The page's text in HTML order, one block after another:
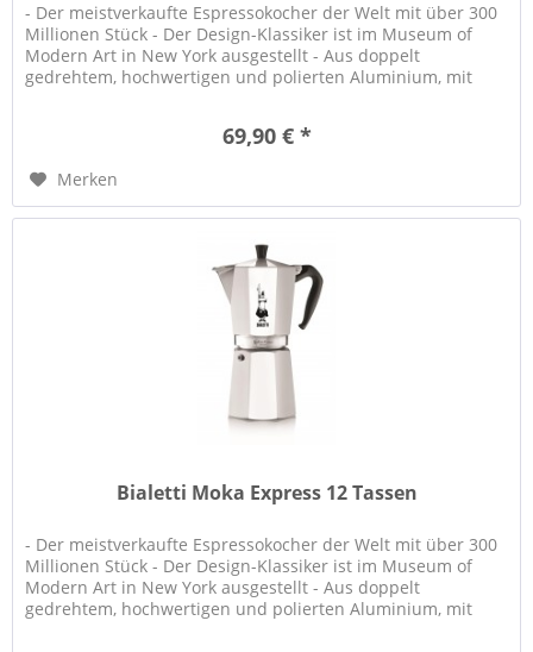
- Der meistverkaufte Espressokocher der Welt mit über 300
Millionen Stück - Der Design-Klassiker ist im Museum of
Modern Art in New York ausgestellt - Aus doppelt
gedrehtem, hochwertigen und polierten Aluminium, mit
69,90 € *
Merken
Bialetti Moka Express 12 Tassen
- Der meistverkaufte Espressokocher der Welt mit über 300
Millionen Stück - Der Design-Klassiker ist im Museum of
Modern Art in New York ausgestellt - Aus doppelt
gedrehtem, hochwertigen und polierten Aluminium, mit